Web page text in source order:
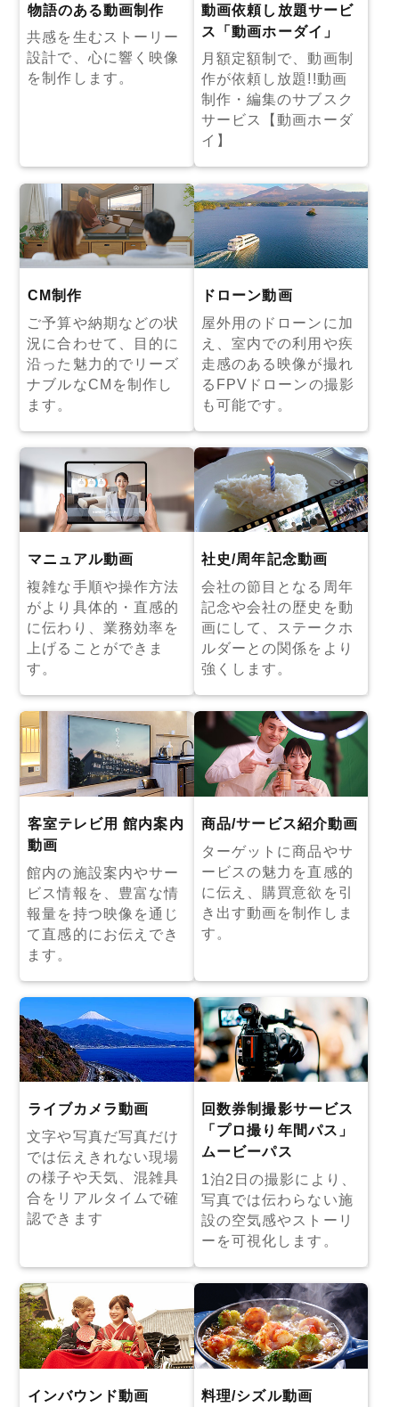
物語のある動画制作
共感を生むストーリー
設計で、心に響く映像
を制作します。
動画依頼し放題サービ
ス「動画ホーダイ」
月額定額制で、動画制
作が依頼し放題!!動画
制作・編集のサブスク
サービス【動画ホーダ
イ】
CM制作
ご予算や納期などの状
況に合わせて、目的に
沿った魅力的でリーズ
ナブルなCMを制作し
ます。
ドローン動画
屋外用のドローンに加
え、室内での利用や疾
走感のある映像が撮れ
るFPVドローンの撮影
も可能です。
マニュアル動画
複雑な手順や操作方法
がより具体的・直感的
に伝わり、業務効率を
上げることができま
す。
社史/周年記念動画
会社の節目となる周年
記念や会社の歴史を動
画にして、ステークホ
ルダーとの関係をより
強くします。
客室テレビ用 館内案内
動画
館内の施設案内やサー
ビス情報を、豊富な情
報量を持つ映像を通じ
て直感的にお伝えでき
ます。
商品/サービス紹介動画
ターゲットに商品やサ
ービスの魅力を直感的
に伝え、購買意欲を引
き出す動画を制作しま
す。
ライブカメラ動画
文字や写真だ写真だけ
では伝えきれない現場
の様子や天気、混雑具
合をリアルタイムで確
認できます
回数券制撮影サービス
「プロ撮り年間パス」
ムービーパス
1泊2日の撮影により、
写真では伝わらない施
設の空気感やストーリ
ーを可視化します。
インバウンド動画 料理/シズル動画